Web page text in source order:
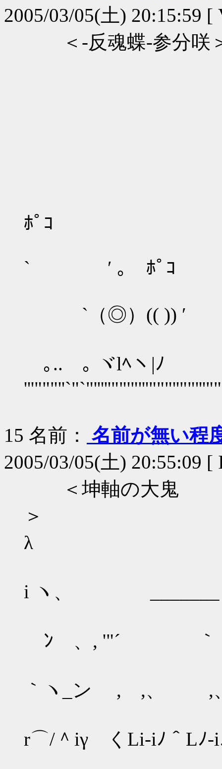
2005/03/05(土) 20:15:59
＜-反魂蝶-参分咲
ﾎﾟｺ
` ′ ｡ ﾎﾟｺ
`（◎）(( )) ′
｡.. ｡ ヾlﾍヽ|ﾉ
15 名前：
名前が無い程
2005/03/05(土) 20:55:09 [
＜坤軸の大鬼
λ _,へ
i ヽ、 _______
ゝﾝゝ、, '"´ ｀ヽ
｀ヽ_ン , ,、 ,
r⌒/＾iγ くLi-iﾉ＾Lﾉ-i